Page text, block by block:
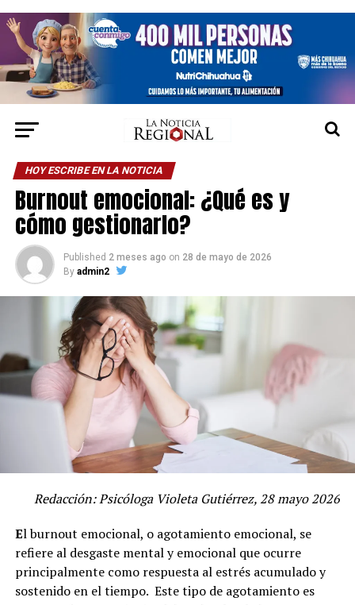
HOY ESCRIBE EN LA NOTICIA
Burnout emocional: ¿Qué es y
cómo gestionarlo?
Published 2 meses ago on 28 de mayo de 2026
By admin2
Redacción: Psicóloga Violeta Gutiérrez, 28 mayo 2026
El burnout emocional, o agotamiento emocional, se
refiere al desgaste mental y emocional que ocurre
principalmente como respuesta al estrés acumulado y
sostenido en el tiempo. Este tipo de agotamiento es